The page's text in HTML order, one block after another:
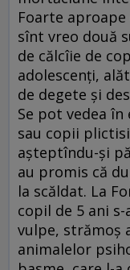
Foarte
sînt vreo două
de călcîie de
adolescenți,
de degete și
Se pot vedea
sau copii
așteptîndu-și
au promis că
la scăldat. La
copil de 5 ani
vulpe, strămoș
animalelor